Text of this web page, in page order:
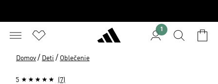
1
Domov / Deti / Oblečenie
5 (7)